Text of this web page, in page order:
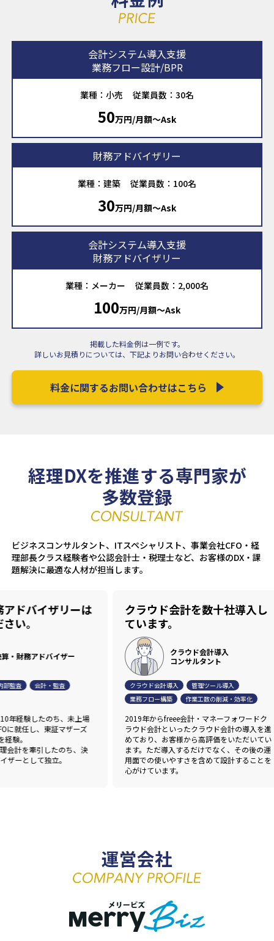
会計システム導入支援
業務フロー設計/BPR
業種：小売 従業員数：30名
50万円/月額〜Ask
財務アドバイザリー
業種：建築 従業員数：100名
30万円/月額〜Ask
会計システム導入支援
財務アドバイザリー
業種：メーカー 従業員数：2,000名
100万円/月額〜Ask
掲載した料金例は一例です。
詳しいお見積りについては、下記よりお問い合わせください。
料金に関するお問い合わせはこちら
経理DXを推進する専門家が
多数登録
ビジネスコンサルタント、ITスペシャリスト、事業会社CFO・経
理部長クラス経験者や公認会計士・税理士など、お客様のDX・課
題解決に最適な人材が担当します。
バイザリーは
。
務アドバイザー
会計・監査
験したのち、未上場
任し、東証マザーズ
を牽引したのち、決
として独立。
クラウド会計を数十社導入し
ています。
クラウド会計導入
コンサルタント
クラウド会計導入
管理ツール導入
業務フロー構築
作業工数の削減・効率化
2019年からfreee会計・マネーフォワードク
ラウド会計といったクラウド会計の導入を進
めており、お客様から高評価をいただいてい
ます。ただ導入するだけでなく、その後の運
用面での使いやすさを含めて設計することを
心がけています。
運営会社